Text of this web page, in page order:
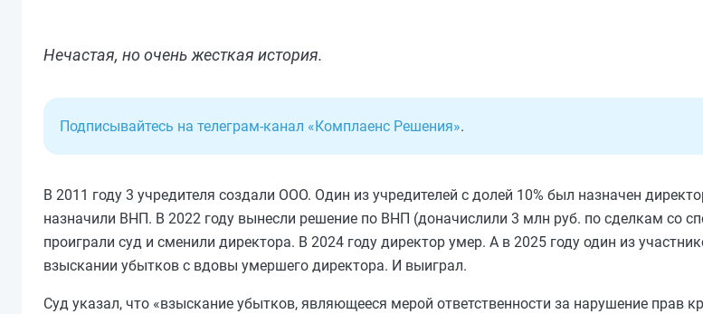
Нечастая, но очень жесткая история.
Подписывайтесь на телеграм-канал «Комплаенс Решения».
В 2011 году 3 учредителя создали ООО. Один из учредителей с долей 10% был назначен
назначили ВНП. В 2022 году вынесли решение по ВНП (доначислили 3 млн руб. по сделкам со
проиграли суд и сменили директора. В 2024 году директор умер. А в 2025 году один из
взыскании убытков с вдовы умершего директора. И выиграл.
Суд указал, что «взыскание убытков, являющееся мерой ответственности за нарушение прав